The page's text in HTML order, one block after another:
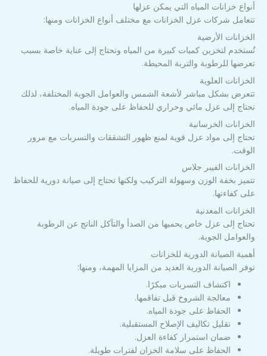
أنواع خزانات المياه التي يمكن عزلها
تتعامل شركات عزل الخزانات مع مختلف أنواع الخزانات ومنها:
الخزانات الأرضية
تُستخدم لتخزين كميات كبيرة من المياه وتحتاج إلى عناية خاصة بسبب
تعرضها للرطوبة والتربة المحيطة.
الخزانات العلوية
تتعرض بشكل مباشر لأشعة الشمس والعوامل الجوية المختلفة، لذلك
تحتاج إلى عزل مائي وحراري للحفاظ على جودة المياه.
الخزانات الخرسانية
تحتاج إلى مواد عزل قوية لمنع ظهور التشققات والتسربات مع مرور
الوقت.
الخزانات الفيبر جلاس
تتميز بخفة الوزن وسهولة التركيب ولكنها تحتاج إلى صيانة دورية للحفاظ
على كفاءتها.
الخزانات المعدنية
تحتاج إلى عزل خاص يحميها من الصدأ والتآكل الناتج عن الرطوبة
والعوامل الجوية.
أهمية الصيانة الدورية للخزانات
توفر الصيانة الدورية العديد من المزايا المهمة، ومنها:
اكتشاف التسربات مبكرًا.
معالجة الشروخ قبل تفاقمها.
الحفاظ على جودة المياه.
تقليل تكاليف الإصلاح المستقبلية.
ضمان استمرار كفاءة العزل.
الحفاظ على سلامة الخزان لفترات طويلة.